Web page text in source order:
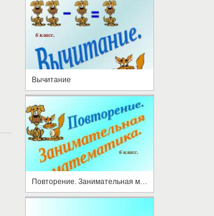
Вычитание
Повторение. Занимательная математика